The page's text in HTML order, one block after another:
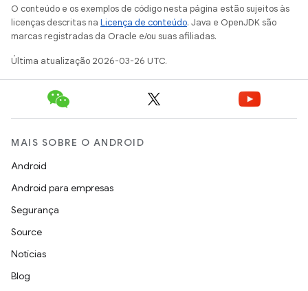
O conteúdo e os exemplos de código nesta página estão sujeitos às
licenças descritas na Licença de conteúdo. Java e OpenJDK são
marcas registradas da Oracle e/ou suas afiliadas.
Última atualização 2026-03-26 UTC.
MAIS SOBRE O ANDROID
Android
Android para empresas
Segurança
Source
Notícias
Blog